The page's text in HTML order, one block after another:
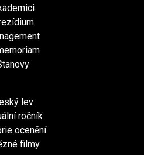
lev
ročník
ocenění
filmy